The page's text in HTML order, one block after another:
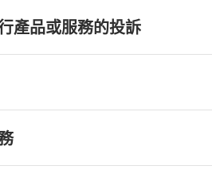
產品或服務的投訴